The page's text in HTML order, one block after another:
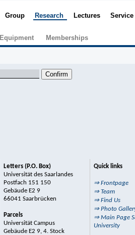
Group Research Lectures Service
Equipment Memberships
Letters (P.O. Box)
Universität des Saarlandes
Postfach 151 150
Gebäude E2 9
66041 Saarbrücken
Parcels
Universität Campus
Gebäude E2 9, 4. Stock
Quick links
⇒ Frontpage
⇒ Team
⇒ Find Us
⇒ Photo
⇒ Main Page
University